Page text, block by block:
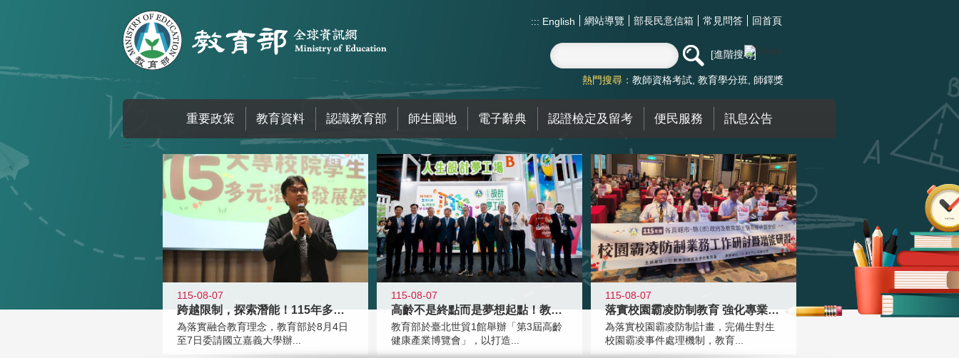
::: English 網站導覽 部長民意信箱 常見問答 回首頁
進階搜尋
熱門搜尋： 教師資格考試 教育學分班 師鐸獎
重要政策 教育資料 認識教育部 師生園地 電子辭典 認證檢定及留考 便民服務 訊息公告
:::
115-08-07
跨越限制，探索潛能！115年多元潛
為落實融合教育理念，教育部於8月4日
至7日委請國立嘉義大學辦...
115-08-07
高齡不是終點而是夢想起點！教育部打
教育部於臺北世貿1館舉辦「第3屆高齡
健康產業博覽會」，以打造...
115-08-07
落實校園霸凌防制教育 強化專業知能
為落實校園霸凌防制計畫，完備生對生
校園霸凌事件處理機制，教育...